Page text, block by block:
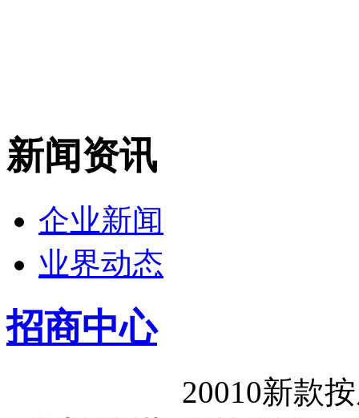
新闻资讯
企业新闻
业界动态
招商中心
20010新款